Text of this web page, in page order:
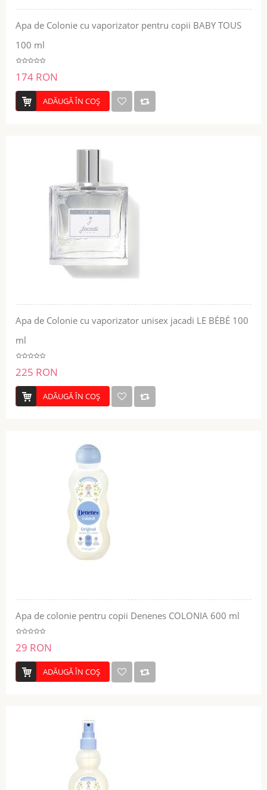
Apa de Colonie cu vaporizator pentru copii BABY TOUS
100 ml
174 RON
ADĂUGĂ ÎN COŞ
Apa de Colonie cu vaporizator unisex jacadi LE BÉBÉ 100
ml
225 RON
ADĂUGĂ ÎN COŞ
Apa de colonie pentru copii Denenes COLONIA 600 ml
29 RON
ADĂUGĂ ÎN COŞ